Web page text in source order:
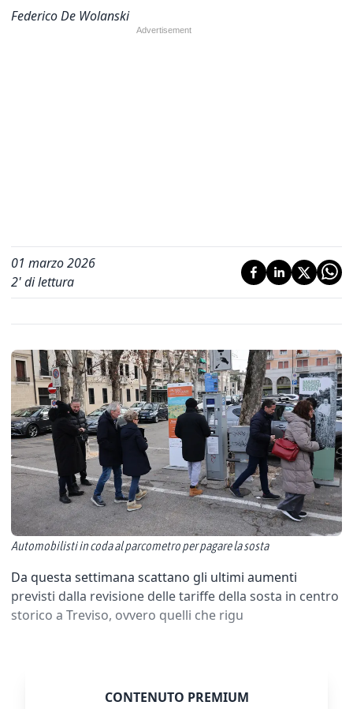
Federico De Wolanski
01 marzo 2026
2' di lettura
Automobilisti in coda al parcometro per pagare la sosta
Da questa settimana scattano gli ultimi aumenti
previsti dalla revisione delle tariffe della sosta in centro
storico a Treviso, ovvero quelli che rigu
CONTENUTO PREMIUM